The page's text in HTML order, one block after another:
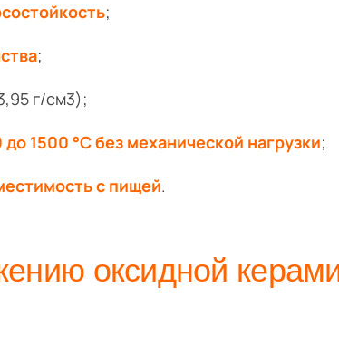
;
;
г/см3);
1500 °С без механической нагрузки;
с пищей.
оксидной